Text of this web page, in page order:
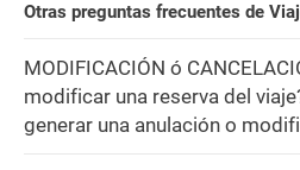
Otras preguntas frecuentes de
MODIFICACIÓN ó
modificar una reserva del
generar una anulación o